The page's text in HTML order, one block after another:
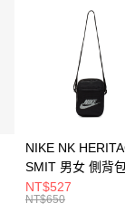
21家銀行
NIKE NK
SMIT 男女 側背
BA5871010
NT$527
NT$650